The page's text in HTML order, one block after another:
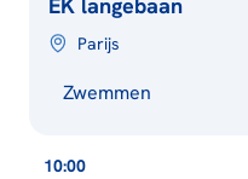
Parijs
Zwemmen
10:00